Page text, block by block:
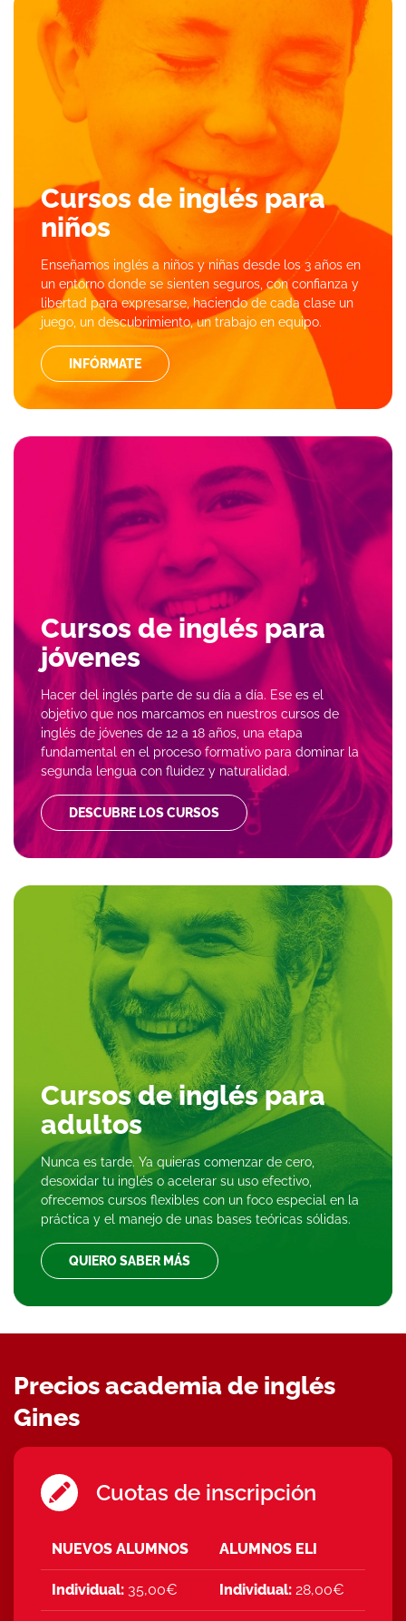
Cursos de inglés para
niños
Enseñamos inglés a niños y niñas desde los 3 años en
un entorno donde se sienten seguros, con confianza y
libertad para expresarse, haciendo de cada clase un
juego, un descubrimiento, un trabajo en equipo.
INFÓRMATE
Cursos de inglés para
jóvenes
Hacer del inglés parte de su día a día. Ese es el
objetivo que nos marcamos en nuestros cursos de
inglés de jóvenes de 12 a 18 años, una etapa
fundamental en el proceso formativo para dominar la
segunda lengua con fluidez y naturalidad.
DESCUBRE LOS CURSOS
Cursos de inglés para
adultos
Nunca es tarde. Ya quieras comenzar de cero,
desoxidar tu inglés o acelerar su uso efectivo,
ofrecemos cursos flexibles con un foco especial en la
práctica y el manejo de unas bases teóricas sólidas.
QUIERO SABER MÁS
Precios academia de inglés
Gines
Cuotas de inscripción
NUEVOS ALUMNOS ALUMNOS ELI
Individual: 35,00€ Individual: 28,00€